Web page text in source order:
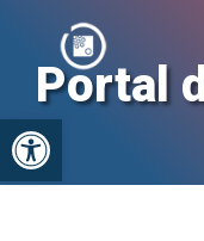
Abrir barra de
Portal